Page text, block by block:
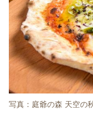
写真：庭爺の森 天空の